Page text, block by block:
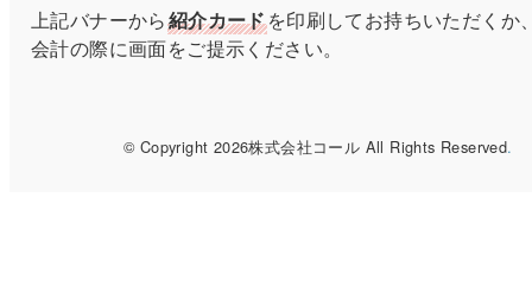
上記バナーから紹介カードを印刷してお持ちいただくか
会計の際に画面をご提示ください。
© Copyright 2026株式会社コール All Rights Reserved.